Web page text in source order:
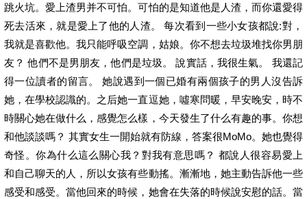
跳火坑。愛上渣男并不可怕。可怕的是知道他是人渣，而你還愛得
死去活來，就是愛上了他的人渣。 每次看到一些小女孩都說:對，
我就是喜歡他。我只能呼吸空調，姑娘。你不想去垃圾堆找你男朋
友？ 他們不是男朋友，他們是垃圾。 說實話，我很生氣。 我還記
得一位讀者的留言。 她說遇到一個已婚有兩個孩子的男人沒告訴
她，在學校認識的。之后她一直逗她，噓寒問暖，早安晚安，時不
時關心她在做什么，感覺怎么樣，今天發生了什么有趣的事。你想
和他談談嗎？ 其實女生一開始就有防線，答案很MoMo。她也覺得
奇怪。你為什么這么關心我？對我有意思嗎？ 都說人很容易愛上
和自己聊天的人，所以女孩有些動搖。漸漸地，她主動告訴他一些
感受和感受。當他回來的時候，她會在失落的時候說安慰的話。當